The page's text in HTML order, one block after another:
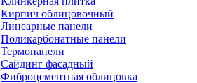
Кирпич облицовочный
Линеарные панели
Поликарбонатные панели
Термопанели
Сайдинг фасадный
Фиброцементная облицовка